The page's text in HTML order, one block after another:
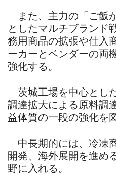
また、主力の「ご飯
としたマルチブランド
務用商品の拡張や仕入
ーカーとベンダーの両
強化する。
茨城工場を中心とし
調達拡大による原料調
益体質の一段の強化を
中長期的には、冷凍
開発、海外展開を進め
野に入れる。